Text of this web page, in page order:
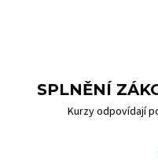
SPLNĚNÍ
Kurzy odpovídají